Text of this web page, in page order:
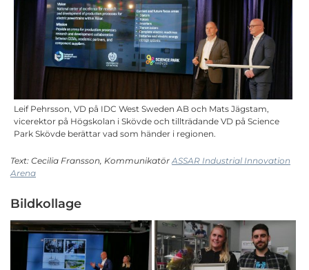
Leif Pehrsson, VD på IDC West Sweden AB och Mats Jägstam,
vicerektor på Högskolan i Skövde och tillträdande VD på Science
Park Skövde berättar vad som händer i regionen.
Text: Cecilia Fransson, KommunikatörASSAR Industrial Innovation
Arena
Bildkollage